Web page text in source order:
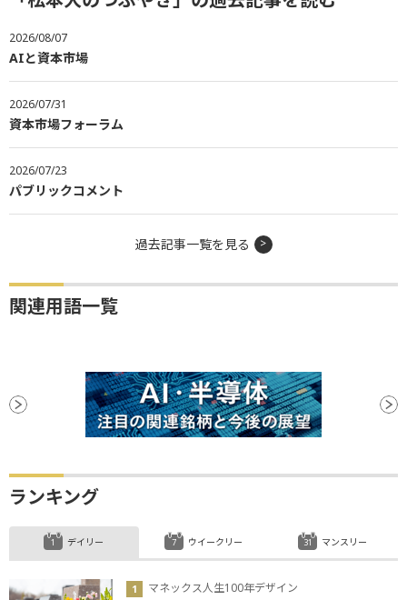
2026/08/07
AIと資本市場
2026/07/31
資本市場フォーラム
2026/07/23
パブリックコメント
過去記事一覧を見る
関連用語一覧
ランキング
デイリー
マネックス人生100年デザイン
ウイークリー マンスリー